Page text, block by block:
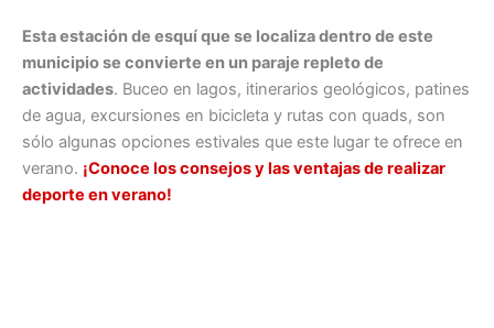
Esta estación de esquí que se localiza dentro de este
municipio se convierte en un paraje repleto de
actividades. Buceo en lagos, itinerarios geológicos, patines
de agua, excursiones en bicicleta y rutas con quads, son
sólo algunas opciones estivales que este lugar te ofrece en
verano. ¡Conoce los consejos y las ventajas de realizar
deporte en verano!